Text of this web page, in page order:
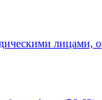
лицами,